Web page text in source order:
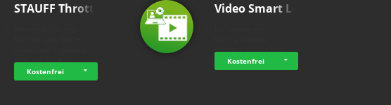
STAUFF Throttle…
from the "Hydrau…
Kostenfrei
Video Smart Lea…
digitales Lernen hat - …
Kostenfrei